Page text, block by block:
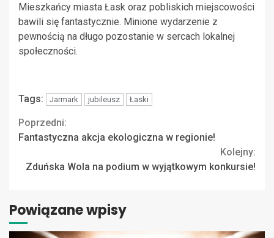
Mieszkańcy miasta Łask oraz pobliskich miejscowości
bawili się fantastycznie. Minione wydarzenie z
pewnością na długo pozostanie w sercach lokalnej
społeczności.
Tags: Jarmark jubileusz Łaski
Continue
Reading
Poprzedni:
Fantastyczna akcja ekologiczna w regionie!
Kolejny:
Zduńska Wola na podium w wyjątkowym konkursie!
Powiązane wpisy